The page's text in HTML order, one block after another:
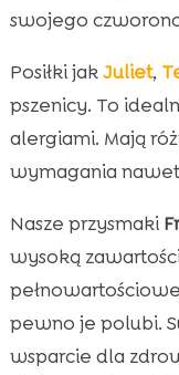
swojego
Posiłki jakJuliet,
pszenicy. To
alergiami. Mają
wymagania
Nasze przysmaki
wysoką
pewno je polubi.
wsparcie dla